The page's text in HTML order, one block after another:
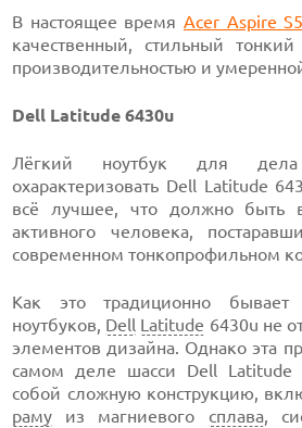
В настоящее время Acer Aspire S5
качественный, стильный
производительностью и
Dell Latitude 6430u
Лёгкий ноутбук для
охарактеризовать Dell Latitude
всё лучшее, что должно быть
активного человека,
современном тонкопрофильном
Как это традиционно
ноутбуков, Dell Latitude 6430u не
элементов дизайна. Однако эта
самом деле шасси Dell Latitude
собой сложную конструкцию,
раму из магниевого сплава,